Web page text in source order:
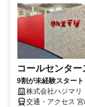
コールセンター
9割が未経験スター
株式会社ハジマリ
交通・アクセス